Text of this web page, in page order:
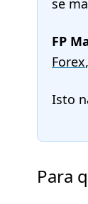
se
FP
Forex
Isto
Para